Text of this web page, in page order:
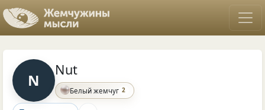
N
Nut
Белый жемчуг 2